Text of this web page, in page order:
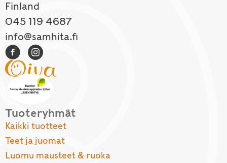
Finland
045 119 4687
info@samhita.fi
Tuoteryhmät
Kaikki tuotteet
Teet ja juomat
Luomu mausteet & ruoka